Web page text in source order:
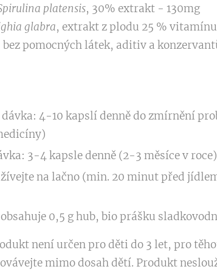
platensis, 30% extrakt - 130mg
glabra, extrakt z plodu 25 %
bez pomocných látek, aditiv a
dávka: 4-10 kapslí denně do zmírnění
3-4 kapsle denně (2-3 měsíce v roce)
na lačno (min. 20 minut před
obsahuje 0,5 g hub, bio prášku
není určen pro děti do 3 let, pro
mimo dosah dětí. Produkt